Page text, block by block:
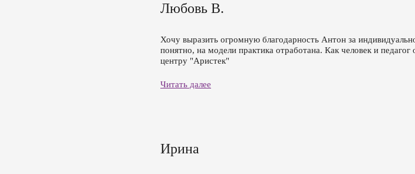
Любовь В.
Хочу выразить огромную благодарность Антон за
понятно, на модели практика отработана. Как человек и
центру "Аристек"
Читать далее
Ирина